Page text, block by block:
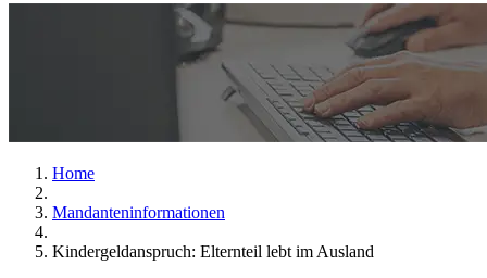
Home
Mandanteninformationen
Kindergeldanspruch: Elternteil lebt im Ausland